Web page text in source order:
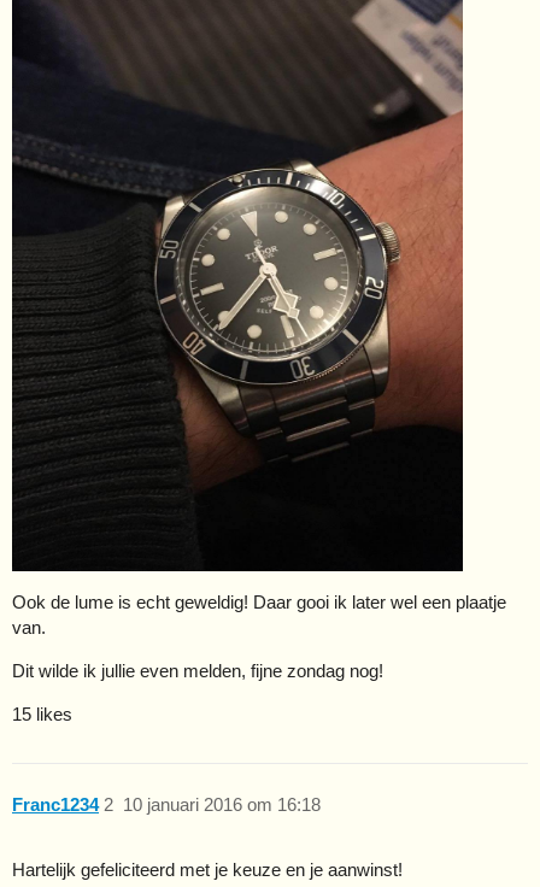
Ook de lume is echt geweldig! Daar gooi ik later wel een plaatje
van.
Dit wilde ik jullie even melden, fijne zondag nog!
15 likes
Franc1234 10 januari 2016 om 16:18
2
Hartelijk gefeliciteerd met je keuze en je aanwinst!